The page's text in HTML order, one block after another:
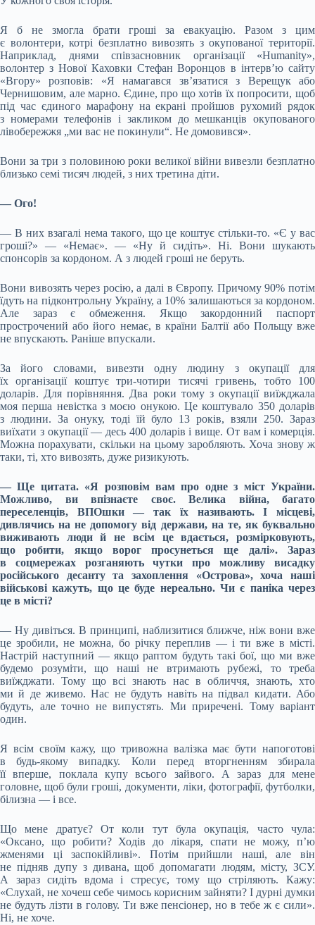
Я б не змогла брати гроші за евакуацію. Разом з цим
є волонтери, котрі безплатно вивозять з окупованої території.
Наприклад, днями співзасновник організації «Humanity»,
волонтер з Нової Каховки Стефан Воронцов в інтерв’ю сайту
«Вгору» розповів: «Я намагався зв’язатися з Верещук або
Чернишовим, але марно. Єдине, про що хотів їх попросити, щоб
під час єдиного марафону на екрані пройшов рухомий рядок
з номерами телефонів і закликом до мешканців окупованого
лівобережжя „ми вас не покинули“. Не домовився».
Вони за три з половиною роки великої війни вивезли безплатно
близько семі тисяч людей, з них третина діти.
— Ого!
— В них взагалі нема такого, що це коштує стільки-то. «Є у вас
гроші?» — «Немає». — «Ну й сидіть». Ні. Вони шукають
спонсорів за кордоном. А з людей гроші не беруть.
Вони вивозять через росію, а далі в Європу. Причому 90% потім
їдуть на підконтрольну Україну, а 10% залишаються за кордоном.
Але зараз є обмеження. Якщо закордонний паспорт
прострочений або його немає, в країни Балтії або Польщу вже
не впускають. Раніше впускали.
За його словами, вивезти одну людину з окупації для
їх організації коштує три-чотири тисячі гривень, тобто 100
доларів. Для порівняння. Два роки тому з окупації виїжджала
моя перша невістка з моєю онукою. Це коштувало 350 доларів
з людини. За онуку, тоді їй було 13 років, взяли 250. Зараз
виїхати з окупації — десь 400 доларів і вище. От вам і комерція.
Можна порахувати, скільки на цьому заробляють. Хоча знову ж
таки, ті, хто вивозять, дуже ризикують.
— Ще цитата. «Я розповім вам про одне з міст України.
Можливо, ви впізнаєте своє. Велика війна, багато
переселенців, ВПОшки — так їх називають. І місцеві,
дивлячись на не допомогу від держави, на те, як буквально
виживають люди й не всім це вдається, розмірковують,
що робити, якщо ворог просунеться ще далі». Зараз
в соцмережах розганяють чутки про можливу висадку
російського десанту та захоплення «Острова», хоча наші
військові кажуть, що це буде нереально. Чи є паніка через
це в місті?
— Ну дивіться. В принципі, наблизитися ближче, ніж вони вже
це зробили, не можна, бо річку переплив — і ти вже в місті.
Настрій наступний — якщо раптом будуть такі бої, що ми вже
будемо розуміти, що наші не втримають рубежі, то треба
виїжджати. Тому що всі знають нас в обличчя, знають, хто
ми й де живемо. Нас не будуть навіть на підвал кидати. Або
будуть, але точно не випустять. Ми приречені. Тому варіант
один.
Я всім своїм кажу, що тривожна валізка має бути напоготові
в будь-якому випадку. Коли перед вторгненням збирала
її вперше, поклала купу всього зайвого. А зараз для мене
головне, щоб були гроші, документи, ліки, фотографії, футболки,
білизна — і все.
Що мене дратує? От коли тут була окупація, часто чула:
«Оксано, що робити? Ходів до лікаря, спати не можу, п’ю
жменями ці заспокійливі». Потім прийшли наші, але він
не підняв дупу з дивана, щоб допомагати людям, місту, ЗСУ.
А зараз сидіть вдома і стресує, тому що стріляють. Кажу:
«Слухай, не хочеш себе чимось корисним зайняти? І дурні думки
не будуть лізти в голову. Ти вже пенсіонер, но в тебе ж є сили».
Ні, не хоче.